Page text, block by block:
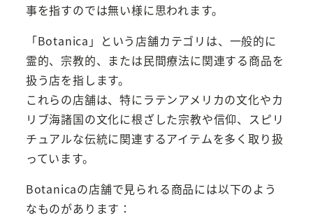
事を指すのでは無い様に思われます。
「Botanica」という店舗カテゴリは、一般的に
霊的、宗教的、または民間療法に関連する商品を
扱う店を指します。
これらの店舗は、特にラテンアメリカの文化やカ
リブ海諸国の文化に根ざした宗教や信仰、スピリ
チュアルな伝統に関連するアイテムを多く取り扱
っています。
Botanicaの店舗で見られる商品には以下のよう
なものがあります：